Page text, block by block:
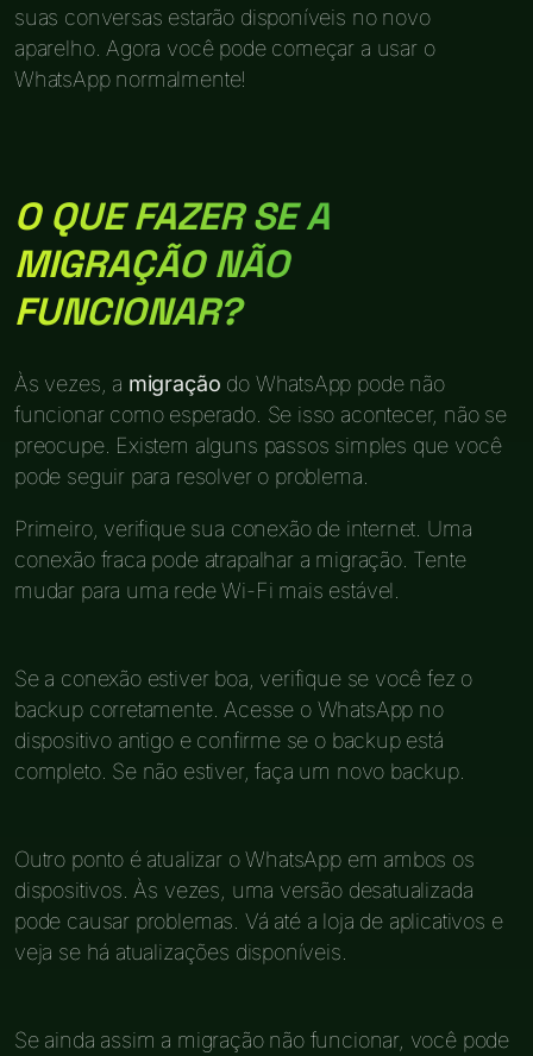
suas conversas estarão disponíveis no novo
aparelho. Agora você pode começar a usar o
WhatsApp normalmente!
O QUE FAZER SE A
MIGRAÇÃO NÃO
FUNCIONAR?
Às vezes, a migração do WhatsApp pode não
funcionar como esperado. Se isso acontecer, não se
preocupe. Existem alguns passos simples que você
pode seguir para resolver o problema.
Primeiro, verifique sua conexão de internet. Uma
conexão fraca pode atrapalhar a migração. Tente
mudar para uma rede Wi-Fi mais estável.
Se a conexão estiver boa, verifique se você fez o
backup corretamente. Acesse o WhatsApp no
dispositivo antigo e confirme se o backup está
completo. Se não estiver, faça um novo backup.
Outro ponto é atualizar o WhatsApp em ambos os
dispositivos. Às vezes, uma versão desatualizada
pode causar problemas. Vá até a loja de aplicativos e
veja se há atualizações disponíveis.
Se ainda assim a migração não funcionar, você pode